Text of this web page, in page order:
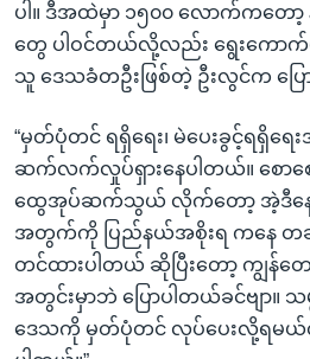
ပါ။ ဒီအထဲမှာ ၁၅၀၀ လောက်ကတေ
တွေ ပါဝင်တယ်လို့လည်း ရွေးကောက်
သူ ဒေသခံတဦးဖြစ်တဲ့ ဦးလွင်က ပြေ
“မှတ်ပုံတင် ရရှိရေး၊ မဲပေးခွင့်ရရှိရ
ဆက်လက်လှုပ်ရှားနေပါတယ်။ စောစ
ထွေအုပ်ဆက်သွယ် လိုက်တော့ အဲ့ဒီနေ
အတွက်ကို ပြည်နယ်အစိုးရ ကနေ တ
တင်ထားပါတယ် ဆိုပြီးတော့ ကျွန်တေ
အတွင်းမှာဘဲ ပြောပါတယ်ခင်ဗျာ။
ဒေသကို မှတ်ပုံတင် လုပ်ပေးလို့ရ